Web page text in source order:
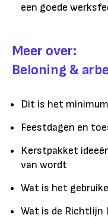
een goede
Meer over:
Beloning &
Dit is het
Feestdagen en
Kerstpakket
van wordt
Wat is het
Wat is de Richtlijn